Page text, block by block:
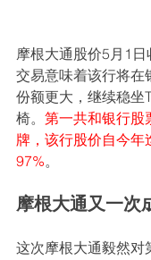
摩根大通股价5月1
交易意味着该行将在
份额更大，继续稳坐
椅。 第一共和银行股
牌，该行股价自今年
97%。
摩根大通又一次
这次摩根大通毅然对